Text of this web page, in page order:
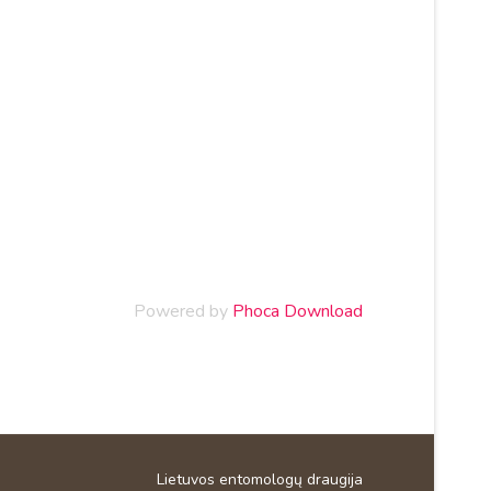
Powered by Phoca Download
Lietuvos entomologų draugija